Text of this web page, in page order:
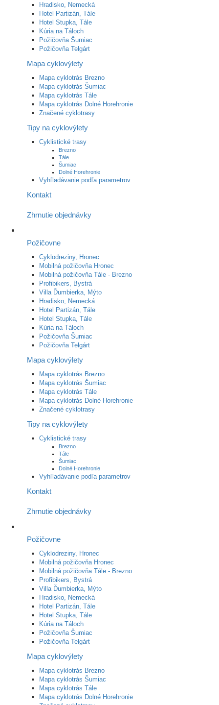
Hradisko, Nemecká
Hotel Partizán, Tále
Hotel Stupka, Tále
Kúria na Táloch
Požičovňa Šumiac
Požičovňa Telgárt
Mapa cyklovýlety
Mapa cyklotrás Brezno
Mapa cyklotrás Šumiac
Mapa cyklotrás Tále
Mapa cyklotrás Dolné Horehronie
Značené cyklotrasy
Tipy na cyklovýlety
Cyklistické trasy
Brezno
Tále
Šumiac
Dolné Horehronie
Vyhľladávanie podľa parametrov
Kontakt
Zhrnutie objednávky
Požičovne
Cyklodreziny, Hronec
Mobilná požičovňa Hronec
Mobilná požičovňa Tále - Brezno
Profibikers, Bystrá
Villa Ďumbierka, Mýto
Hradisko, Nemecká
Hotel Partizán, Tále
Hotel Stupka, Tále
Kúria na Táloch
Požičovňa Šumiac
Požičovňa Telgárt
Mapa cyklovýlety
Mapa cyklotrás Brezno
Mapa cyklotrás Šumiac
Mapa cyklotrás Tále
Mapa cyklotrás Dolné Horehronie
Značené cyklotrasy
Tipy na cyklovýlety
Cyklistické trasy
Brezno
Tále
Šumiac
Dolné Horehronie
Vyhľladávanie podľa parametrov
Kontakt
Zhrnutie objednávky
Požičovne
Cyklodreziny, Hronec
Mobilná požičovňa Hronec
Mobilná požičovňa Tále - Brezno
Profibikers, Bystrá
Villa Ďumbierka, Mýto
Hradisko, Nemecká
Hotel Partizán, Tále
Hotel Stupka, Tále
Kúria na Táloch
Požičovňa Šumiac
Požičovňa Telgárt
Mapa cyklovýlety
Mapa cyklotrás Brezno
Mapa cyklotrás Šumiac
Mapa cyklotrás Tále
Mapa cyklotrás Dolné Horehronie